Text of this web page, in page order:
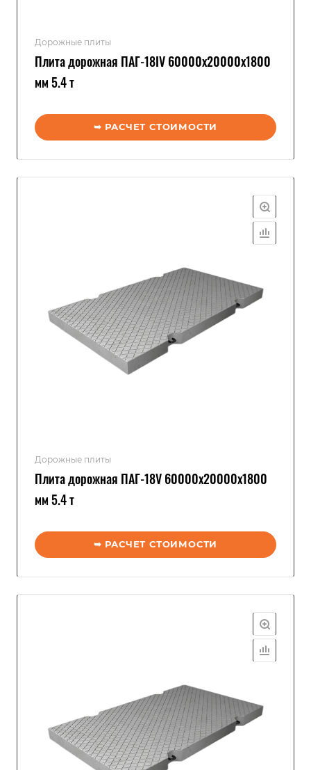
Дорожные плиты
Плита дорожная ПАГ-18IV 60000x20000x1800
мм 5.4 т
➥ РАСЧЕТ СТОИМОСТИ
Дорожные плиты
Плита дорожная ПАГ-18V 60000x20000x1800
мм 5.4 т
➥ РАСЧЕТ СТОИМОСТИ